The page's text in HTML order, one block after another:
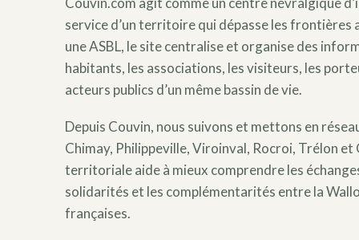
service d’un territoire qui dépasse les
une ASBL, le site centralise et organise des
habitants, les associations, les visiteurs, les
acteurs publics d’un même bassin de vie.
Depuis Couvin, nous suivons et mettons en
Chimay, Philippeville, Viroinval, Rocroi, Trélon
territoriale aide à mieux comprendre les
solidarités et les complémentarités entre la
françaises.